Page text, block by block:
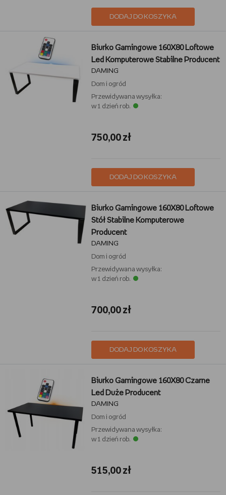
DODAJ DO KOSZYKA
Biurko Gamingowe 160X80 Loftowe
Led Komputerowe Stabilne Producent
DAMING
Dom i ogród
Przewidywana wysyłka:
w 1 dzień rob.
750,00 zł
DODAJ DO KOSZYKA
Biurko Gamingowe 160X80 Loftowe
Stół Stabilne Komputerowe
Producent
DAMING
Dom i ogród
Przewidywana wysyłka:
w 1 dzień rob.
700,00 zł
DODAJ DO KOSZYKA
Biurko Gamingowe 160X80 Czarne
Led Duże Producent
DAMING
Dom i ogród
Przewidywana wysyłka:
w 1 dzień rob.
515,00 zł